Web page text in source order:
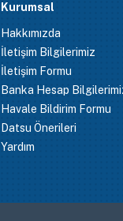
Kurumsal
Hakkımızda
İletişim Bilgilerimiz
İletişim Formu
Banka Hesap
Havale Bildirim Formu
Datsu Önerileri
Yardım